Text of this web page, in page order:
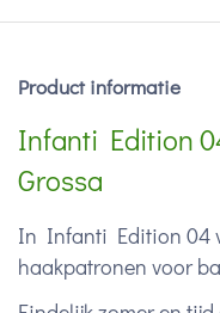
Product informatie
Infanti Edition
Grossa
In Infanti Edition 04
haakpatronen voor